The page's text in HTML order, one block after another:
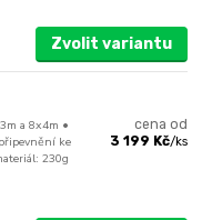
Zvolit variantu
a 8x4m •
ke
230g
cena od
3 199 Kč/ks